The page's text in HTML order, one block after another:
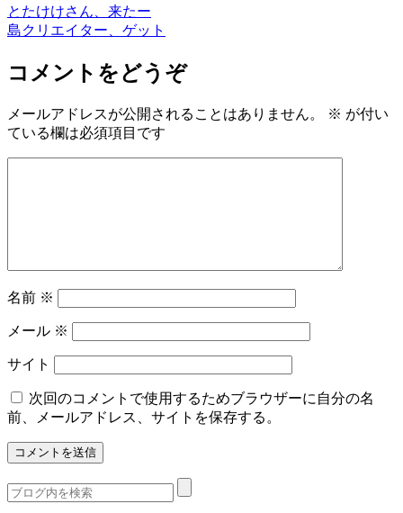
とたけけさん、来たー
島クリエイター、ゲット
コメントをどうぞ
メールアドレスが公開されることはありません。 ※ が付い
ている欄は必須項目です
名前 ※
メール ※
サイト
次回のコメントで使用するためブラウザーに自分の名
前、メールアドレス、サイトを保存する。